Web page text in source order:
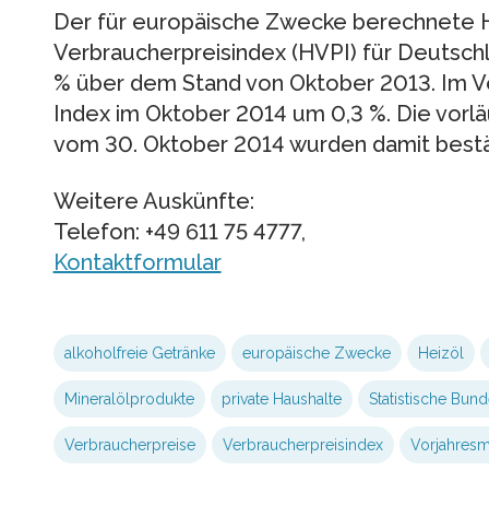
Der für europäische Zwecke berechnete
Verbraucherpreisindex (HVPI) für
% über dem Stand von Oktober 2013. Im
Index im Oktober 2014 um 0,3 %. Die
vom 30. Oktober 2014 wurden damit
Weitere Auskünfte:
Telefon: +49 611 75 4777,
Kontaktformular
alkoholfreie Getränke europäische Zwecke Heizöl
Mineralölprodukte private Haushalte Statistische
Verbraucherpreise Verbraucherpreisindex